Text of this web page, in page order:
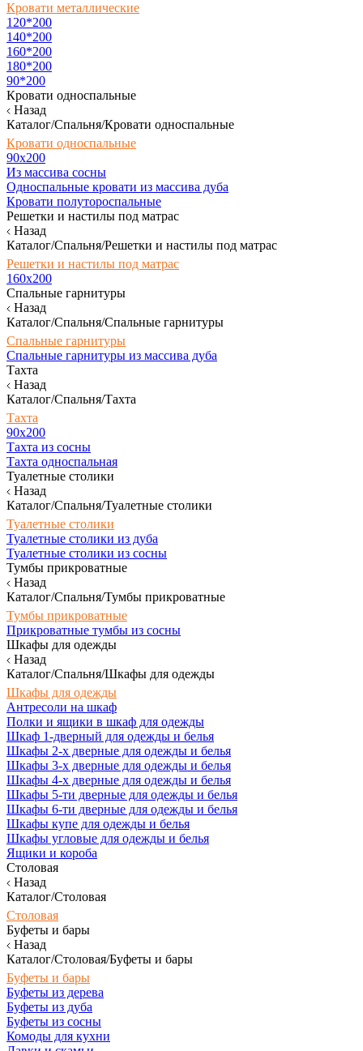
Кровати металлические
120*200
140*200
160*200
180*200
90*200
Кровати односпальные
Назад
Каталог/Спальня/Кровати односпальные
Кровати односпальные
90х200
Из массива сосны
Односпальные кровати из массива дуба
Кровати полутороспальные
Решетки и настилы под матрас
Назад
Каталог/Спальня/Решетки и настилы под матрас
Решетки и настилы под матрас
160х200
Спальные гарнитуры
Назад
Каталог/Спальня/Спальные гарнитуры
Спальные гарнитуры
Спальные гарнитуры из массива дуба
Тахта
Назад
Каталог/Спальня/Тахта
Тахта
90х200
Тахта из сосны
Тахта односпальная
Туалетные столики
Назад
Каталог/Спальня/Туалетные столики
Туалетные столики
Туалетные столики из дуба
Туалетные столики из сосны
Тумбы прикроватные
Назад
Каталог/Спальня/Тумбы прикроватные
Тумбы прикроватные
Прикроватные тумбы из сосны
Шкафы для одежды
Назад
Каталог/Спальня/Шкафы для одежды
Шкафы для одежды
Антресоли на шкаф
Полки и ящики в шкаф для одежды
Шкаф 1-дверный для одежды и белья
Шкафы 2-х дверные для одежды и белья
Шкафы 3-х дверные для одежды и белья
Шкафы 4-х дверные для одежды и белья
Шкафы 5-ти дверные для одежды и белья
Шкафы 6-ти дверные для одежды и белья
Шкафы купе для одежды и белья
Шкафы угловые для одежды и белья
Ящики и короба
Столовая
Назад
Каталог/Столовая
Столовая
Буфеты и бары
Назад
Каталог/Столовая/Буфеты и бары
Буфеты и бары
Буфеты из дерева
Буфеты из дуба
Буфеты из сосны
Комоды для кухни